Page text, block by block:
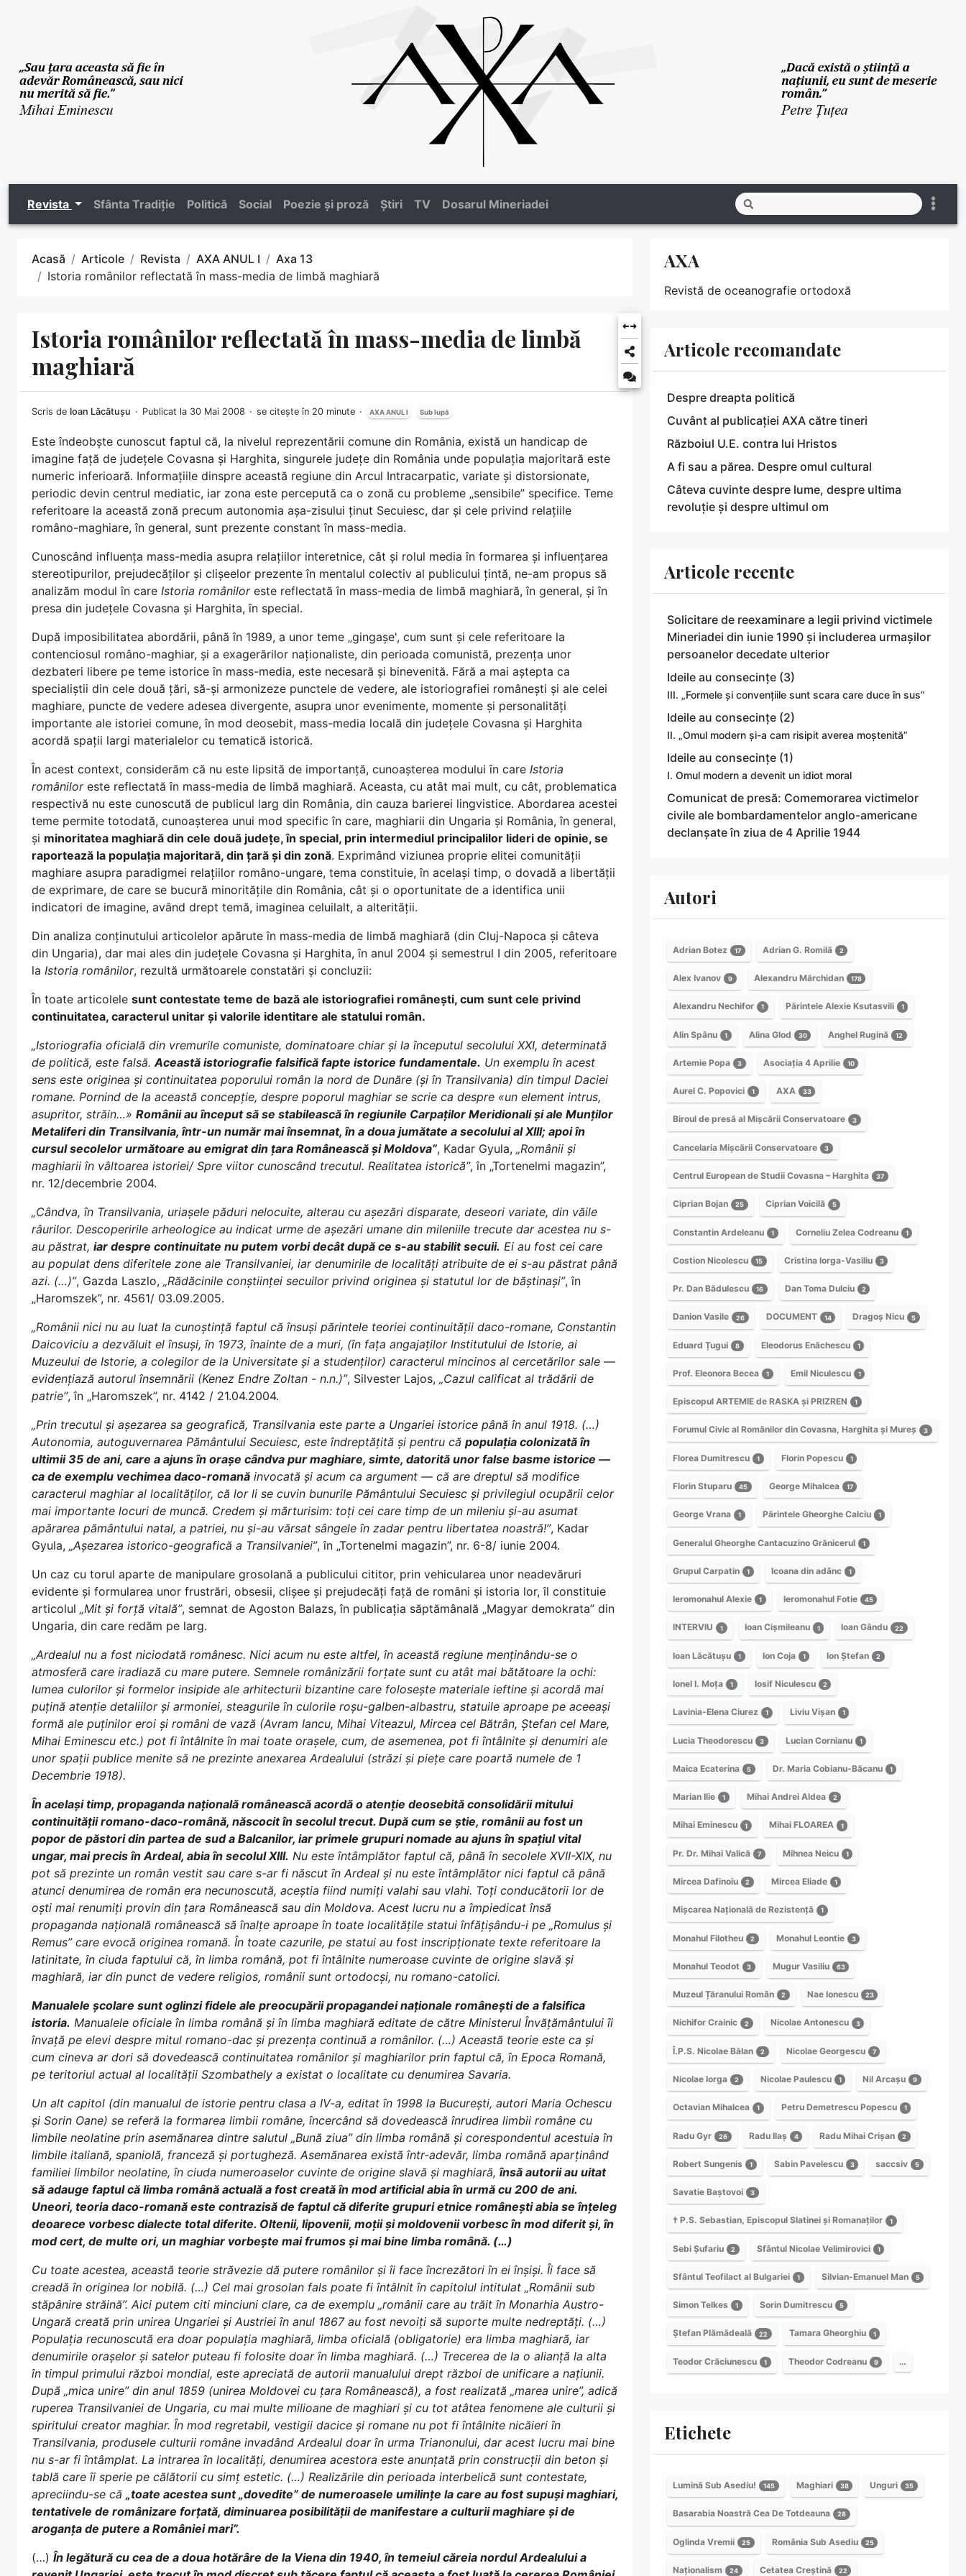
Revista Sfânta Tradiție Politică Social Poezie și proză Știri TV Dosarul Mineriadei
Acasă Articole Revista AXA ANUL I
Axa 13
Istoria românilor reflectată în mass-media de limbă maghiară
Istoria românilor reflectată în mass-media de limbă
maghiară
Scris de Ioan Lăcătușu Publicat la 30 Mai 2008 se citește în 20 minute AXA ANUL I Sub lupă
Este îndeobște cunoscut faptul că, la nivelul reprezentării comune din România, există un handicap de
imagine față de județele Covasna și Harghita, singurele județe din România unde populația majoritară este
numeric inferioară. Informațiile dinspre această regiune din Arcul Intracarpatic, variate și distorsionate,
periodic devin centrul mediatic, iar zona este percepută ca o zonă cu probleme „sensibile” specifice. Teme
referitoare la această zonă precum autonomia așa-zisului ținut Secuiesc, dar și cele privind relațiile
româno-maghiare, în general, sunt prezente constant în mass-media.
Cunoscând influența mass-media asupra relațiilor interetnice, cât și rolul media în formarea și influențarea
stereotipurilor, prejudecăților și clișeelor prezente în mentalul colectiv al publicului țintă, ne-am propus să
analizăm modul în care Istoria româniloreste reflectată în mass-media de limbă maghiară, în general, și în
presa din județele Covasna și Harghita, în special.
După imposibilitatea abordării, până în 1989, a unor teme „gingașe', cum sunt și cele referitoare la
contenciosul româno-maghiar, și a exagerărilor naționaliste, din perioada comunistă, prezența unor
dezbateri libere pe teme istorice în mass-media, este necesară și binevenită. Fără a mai aștepta ca
specialiștii din cele două țări, să-și armonizeze punctele de vedere, ale istoriografiei românești și ale celei
maghiare, puncte de vedere adesea divergente, asupra unor evenimente, momente și personalități
importante ale istoriei comune, în mod deosebit, mass-media locală din județele Covasna și Harghita
acordă spații largi materialelor cu tematică istorică.
În acest context, considerăm că nu este lipsită de importanță, cunoașterea modului în care Istoria
româniloreste reflectată în mass-media de limbă maghiară. Aceasta, cu atât mai mult, cu cât, problematica
respectivă nu este cunoscută de publicul larg din România, din cauza barierei lingvistice. Abordarea acestei
teme permite totodată, cunoașterea unui mod specific în care, maghiarii din Ungaria și România, în general,
și minoritatea maghiară din cele două județe, în special, prin intermediul principalilor lideri de opinie, se
raportează la populația majoritară, din țară și din zonă. Exprimând viziunea proprie elitei comunității
maghiare asupra paradigmei relațiilor româno-ungare, tema constituie, în același timp, o dovadă a libertății
de exprimare, de care se bucură minoritățile din România, cât și o oportunitate de a identifica unii
indicatori de imagine, având drept temă, imaginea celuilalt, a alterității.
Din analiza conținutului articolelor apărute în mass-media de limbă maghiară (din Cluj-Napoca și câteva
din Ungaria), dar mai ales din județele Covasna și Harghita, în anul 2004 și semestrul I din 2005, referitoare
la Istoria românilor, rezultă următoarele constatări și concluzii:
În toate articolele sunt contestate teme de bază ale istoriografiei românești, cum sunt cele privind
continuitatea, caracterul unitar și valorile identitare ale statului român.
„Istoriografia oficială din vremurile comuniste, dominatoare chiar și la începutul secolului XXI, determinată
de politică, este falsă. Această istoriografie falsifică fapte istorice fundamentale. Un exemplu în acest
sens este originea și continuitatea poporului român la nord de Dunăre (și în Transilvania) din timpul Daciei
romane. Pornind de la această concepție, despre poporul maghiar se scrie ca despre «un element intrus,
asupritor, străin…» Românii au început să se stabilească în regiunile Carpaților Meridionali și ale Munților
Metaliferi din Transilvania, într-un număr mai însemnat, în a doua jumătate a secolului al XIII; apoi în
cursul secolelor următoare au emigrat din țara Românească și Moldova”, Kadar Gyula, „Românii și
maghiarii în vâltoarea istoriei/ Spre viitor cunoscând trecutul. Realitatea istorică”, în „Tortenelmi magazin”,
nr. 12/decembrie 2004.
„Cândva, în Transilvania, uriașele păduri nelocuite, alterau cu așezări disparate, deseori variate, din văile
râurilor. Descoperirile arheologice au indicat urme de așezări umane din mileniile trecute dar acestea nu s-
au păstrat, iar despre continuitate nu putem vorbi decât după ce s-au stabilit secuii. Ei au fost cei care
au populat dens diferitele zone ale Transilvaniei, iar denumirile de localități atribuite de ei s-au păstrat până
azi. (…)”, Gazda Laszlo, „Rădăcinile conștiinței secuilor privind originea și statutul lor de băștinași”, în
„Haromszek”, nr. 4561/ 03.09.2005.
„Românii nici nu au luat la cunoștință faptul că însuși părintele teoriei continuității daco-romane, Constantin
Daicoviciu a dezvăluit el însuși, în 1973, înainte de a muri, (în fața angajaților Institutului de Istorie, ai
Muzeului de Istorie, a colegilor de la Universitate și a studenților) caracterul mincinos al cercetărilor sale —
evidențiază autorul însemnării (Kenez Endre Zoltan - n.n.)”, Silvester Lajos, „Cazul calificat al trădării de
patrie”, în „Haromszek”, nr. 4142 / 21.04.2004.
„Prin trecutul și așezarea sa geografică, Transilvania este parte a Ungariei istorice până în anul 1918. (…)
Autonomia, autoguvernarea Pământului Secuiesc, este îndreptățită și pentru că populația colonizată în
ultimii 35 de ani, care a ajuns în orașe cândva pur maghiare, simte, datorită unor false basme istorice —
ca de exemplu vechimea daco-romană invocată și acum ca argument — că are dreptul să modifice
caracterul maghiar al localităților, că lor li se cuvin bunurile Pământului Secuiesc și privilegiul ocupării celor
mai importante locuri de muncă. Credem și mărturisim: toți cei care timp de un mileniu și-au asumat
apărarea pământului natal, a patriei, nu și-au vărsat sângele în zadar pentru libertatea noastră!”, Kadar
Gyula, „Așezarea istorico-geografică a Transilvaniei”, în „Tortenelmi magazin”, nr. 6-8/ iunie 2004.
Un caz cu torul aparte de manipulare grosolană a publicului cititor, prin vehicularea unor neadevăruri
evidente și formularea unor frustrări, obsesii, clișee și prejudecăți față de români și istoria lor, îl constituie
articolul „Mit și forță vitală”, semnat de Agoston Balazs, în publicația săptămânală „Magyar demokrata” din
Ungaria, din care redăm pe larg.
„Ardealul nu a fost niciodată românesc. Nici acum nu este altfel, în această regiune menținându-se o
atmosferă care iradiază cu mare putere. Semnele românizării forțate sunt cu atât mai bătătoare la ochi:
lumea culorilor și formelor insipide ale arhitecturii bizantine care folosește materiale ieftine și acordă mai
puțină atenție detaliilor și armoniei, steagurile în culorile roșu-galben-albastru, statuile aproape pe aceeași
formă ale puținilor eroi și români de vază (Avram Iancu, Mihai Viteazul, Mircea cel Bătrân, Ștefan cel Mare,
Mihai Eminescu etc.) pot fi întâlnite în mai toate orașele, cum, de asemenea, pot fi întâlnite și denumiri ale
unor spații publice menite să ne prezinte anexarea Ardealului (străzi și piețe care poartă numele de 1
Decembrie 1918).
În același timp, propaganda națională românească acordă o atenție deosebită consolidării mitului
continuității romano-daco-română, născocit în secolul trecut. După cum se știe, românii au fost un
popor de păstori din partea de sud a Balcanilor, iar primele grupuri nomade au ajuns în spațiul vital
ungar, mai precis în Ardeal, abia în secolul XIII. Nu este întâmplător faptul că, până în secolele XVII-XIX, nu
pot să prezinte un român vestit sau care s-ar fi născut în Ardeal și nu este întâmplător nici faptul că până
atunci denumirea de român era necunoscută, aceștia fiind numiți valahi sau vlahi. Toți conducătorii lor de
oști mai renumiți provin din țara Românească sau din Moldova. Acest lucru nu a împiedicat însă
propaganda națională românească să înalțe aproape în toate localitățile statui înfățișându-i pe „Romulus și
Remus” care evocă originea romană. În toate cazurile, pe statui au fost inscripționate texte referitoare la
latinitate, în ciuda faptului că, în limba română, pot fi întâlnite numeroase cuvinte de origine slavă și
maghiară, iar din punct de vedere religios, românii sunt ortodocși, nu romano-catolici.
Manualele școlare sunt oglinzi fidele ale preocupării propagandei naționale românești de a falsifica
istoria. Manualele oficiale în limba română și în limba maghiară editate de către Ministerul Învățământului îi
învață pe elevi despre mitul romano-dac și prezența continuă a românilor. (…) Această teorie este ca și
cum cineva ar dori să dovedească continuitatea românilor și maghiarilor prin faptul că, în Epoca Romană,
pe teritoriul actual al localității Szombathely a existat o localitate cu denumirea Savaria.
Un alt capitol (din manualul de istorie pentru clasa a IV-a, editat în 1998 la București, autori Maria Ochescu
și Sorin Oane) se referă la formarea limbii române, încercând să dovedească înrudirea limbii române cu
limbile neolatine prin asemănarea dintre salutul „Bună ziua” din limba română și corespondentul acestuia în
limbile italiană, spaniolă, franceză și portugheză. Asemănarea există într-adevăr, limba română aparținând
familiei limbilor neolatine, în ciuda numeroaselor cuvinte de origine slavă și maghiară, însă autorii au uitat
să adauge faptul că limba română actuală a fost creată în mod artificial abia în urmă cu 200 de ani.
Uneori, teoria daco-romană este contrazisă de faptul că diferite grupuri etnice românești abia se înțeleg
deoarece vorbesc dialecte total diferite. Oltenii, lipovenii, moții și moldovenii vorbesc în mod diferit și, în
mod cert, de multe ori, un maghiar vorbește mai frumos și mai bine limba română. (…)
Cu toate acestea, această teorie străvezie dă putere românilor și îi face încrezători în ei înșiși. Îi face să
creadă în originea lor nobilă. (…) Cel mai grosolan fals poate fi întâlnit în capitolul intitulat „Românii sub
stăpânire străină”. Aici putem citi minciuni clare, ca de exemplu „românii care au trăit în Monarhia Austro-
Ungară creată prin unirea Ungariei și Austriei în anul 1867 au fost nevoiți să suporte multe nedreptăți. (…)
Populația recunoscută era doar populația maghiară, limba oficială (obligatorie) era limba maghiară, iar
denumirile orașelor și satelor puteau fi folosite doar în limba maghiară. (…) Trecerea de la o alianță la alta
în timpul primului război mondial, este apreciată de autorii manualului drept război de unificare a națiunii.
După „mica unire” din anul 1859 (unirea Moldovei cu țara Românească), a fost realizată „marea unire”, adică
ruperea Transilvaniei de Ungaria, cu mai multe milioane de maghiari și cu tot atâtea fenomene ale culturii și
spiritului creator maghiar. În mod regretabil, vestigii dacice și romane nu pot fi întâlnite nicăieri în
Transilvania, produsele culturii române invadând Ardealul doar în urma Trianonului, dar acest lucru mai bine
nu s-ar fi întâmplat. La intrarea în localități, denumirea acestora este anunțată prin construcții din beton și
tablă care îi sperie pe călătorii cu simț estetic. (…) Realizările din perioada interbelică sunt contestate,
apreciindu-se că „toate acestea sunt „dovedite” de numeroasele umilințe la care au fost supuși maghiari,
tentativele de românizare forțată, diminuarea posibilității de manifestare a culturii maghiare și de
aroganța de putere a României mari”.
(…) În legătură cu cea de a doua hotărâre de la Viena din 1940, în temeiul căreia nordul Ardealului a
AXA
Revistă de oceanografie ortodoxă
Articole recomandate
Despre dreapta politică
Cuvânt al publicației AXA către tineri
Războiul U.E. contra lui Hristos
A fi sau a părea. Despre omul cultural
Câteva cuvinte despre lume, despre ultima
revoluție și despre ultimul om
Articole recente
Solicitare de reexaminare a legii privind victimele
Mineriadei din iunie 1990 și includerea urmașilor
persoanelor decedate ulterior
Ideile au consecințe (3)
III. „Formele și convențiile sunt scara care duce în sus”
Ideile au consecințe (2)
II. „Omul modern și-a cam risipit averea moștenită”
Ideile au consecințe (1)
I. Omul modern a devenit un idiot moral
Comunicat de presă: Comemorarea victimelor
civile ale bombardamentelor anglo-americane
declanșate în ziua de 4 Aprilie 1944
Autori
Adrian Botez 17 Adrian G. Romilă 2
Alex Ivanov 9 Alexandru Mărchidan 178
Alexandru Nechifor 1 Părintele Alexie Ksutasvili 1
Alin Spânu 1 Alina Glod 30 Anghel Rugină 12
Artemie Popa 3 Asociația 4 Aprilie 10
Aurel C. Popovici 1 AXA 33
Biroul de presă al Mișcării Conservatoare 3
Cancelaria Mișcării Conservatoare 3
Centrul European de Studii Covasna – Harghita 37
Ciprian Bojan 25 Ciprian Voicilă 5
Constantin Ardeleanu 1 Corneliu Zelea Codreanu 1
Costion Nicolescu 15 Cristina Iorga-Vasiliu 3
Pr. Dan Bădulescu 16 Dan Toma Dulciu 2
Danion Vasile 26 DOCUMENT 14 Dragoș Nicu 5
Eduard Țugui 8 Eleodorus Enăchescu 1
Prof. Eleonora Becea 1 Emil Niculescu 1
Episcopul ARTEMIE de RASKA și PRIZREN 1
Forumul Civic al Românilor din Covasna, Harghita și Mureș 3
Florea Dumitrescu 1 Florin Popescu 1
Florin Stuparu 45 George Mihalcea 17
George Vrana 1 Părintele Gheorghe Calciu 1
Generalul Gheorghe Cantacuzino Grănicerul 1
Grupul Carpatin 1 Icoana din adânc 1
Ieromonahul Alexie 1 Ieromonahul Fotie 45
INTERVIU 1 Ioan Cișmileanu 1 Ioan Gându 22
Ioan Lăcătușu 1 Ion Coja 1 Ion Ștefan 2
Ionel I. Moța 1 Iosif Niculescu 2
Lavinia-Elena Ciurez 1 Liviu Vișan 1
Lucia Theodorescu 3 Lucian Cornianu 1
Maica Ecaterina 5 Dr. Maria Cobianu-Băcanu 1
Marian Ilie 1 Mihai Andrei Aldea 2
Mihai Eminescu 1 Mihai FLOAREA 1
Pr. Dr. Mihai Valică 7 Mihnea Neicu 1
Mircea Dafinoiu 2 Mircea Eliade 1
Mișcarea Națională de Rezistență 1
Monahul Filotheu 2 Monahul Leontie 3
Monahul Teodot 3 Mugur Vasiliu 63
Muzeul Țăranului Român 2 Nae Ionescu 23
Nichifor Crainic 2 Nicolae Antonescu 3
Î.P.S. Nicolae Bălan 2 Nicolae Georgescu 7
Nicolae Iorga 2 Nicolae Paulescu 1 Nil Arcașu 9
Octavian Mihalcea 1 Petru Demetrescu Popescu 1
Radu Gyr 26 Radu Ilaș 4 Radu Mihai Crișan 2
Robert Sungenis 1 Sabin Pavelescu 3 saccsiv 5
Savatie Baștovoi 3
† P.S. Sebastian, Episcopul Slatinei și Romanaților 1
Sebi Șufariu 2 Sfântul Nicolae Velimirovici 1
Sfântul Teofilact al Bulgariei 1 Silvian-Emanuel Man 5
Simon Telkes 1 Sorin Dumitrescu 5
Ștefan Plămădeală 22 Tamara Gheorghiu 1
Teodor Crăciunescu 1 Theodor Codreanu 9 …
Etichete
Lumină Sub Asediu! 145 Maghiari 38 Unguri 35
Basarabia Noastră Cea De Totdeauna 28
Oglinda Vremii 25 România Sub Asediu 25
Naționalism 24 Cetatea Creștină 22